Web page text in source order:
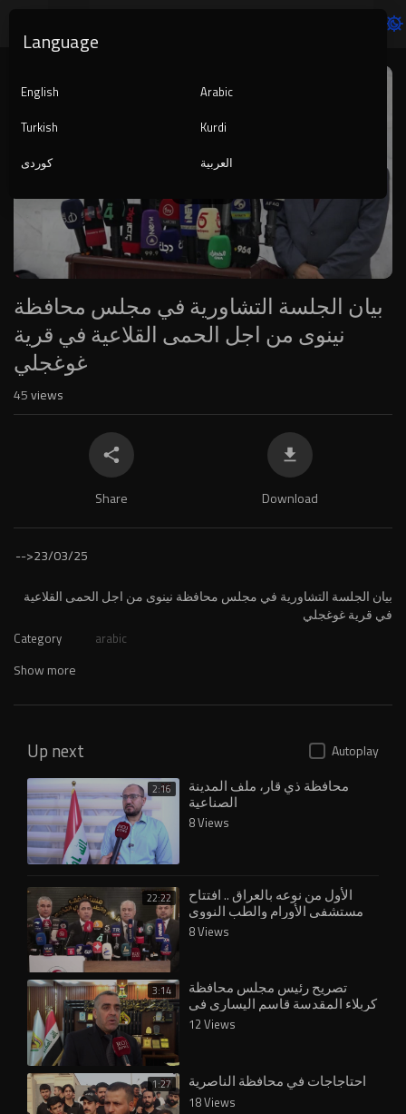
Player
بيان الجلسة التشاورية في مجلس محافظة
نينوى من اجل الحمى القلاعية في قرية
غوغجلي
45views
Share Download
-->23/03/25
⁣بيان الجلسة التشاورية في مجلس محافظة نينوى من اجل الحمى القلاعية
في قرية غوغجلي
Category arabic
Show more
Up next Autoplay
2:16 محافظة ذي قار، ملف المدينة
الصناعية
8 Views
22:22 الأول من نوعه بالعراق .. افتتاح
مستشفى الأورام والطب النووي
في نينوى
8 Views
3:14 تصريح رئيس مجلس محافظة
كربلاء المقدسة قاسم اليساري في
مايخص الاستعدادت لقرب الزيارة
الاربعينية
12 Views
1:27 احتاجاجات في محافظة الناصرية
18 Views
Language
English
Arabic
Turkish
Kurdi
کوردی
العربية